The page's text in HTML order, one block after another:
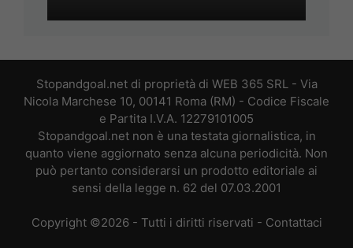
Stopandgoal.net di proprietà di WEB 365 SRL - Via
Nicola Marchese 10, 00141 Roma (RM) - Codice Fiscale
e Partita I.V.A. 12279101005
Stopandgoal.net non è una testata giornalistica, in
quanto viene aggiornato senza alcuna periodicità. Non
può pertanto considerarsi un prodotto editoriale ai
sensi della legge n. 62 del 07.03.2001
Copyright ©2026 - Tutti i diritti riservati - Contattaci